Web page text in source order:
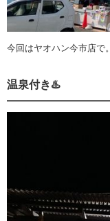
今回はヤオハン今市店で。
温泉付き♨️